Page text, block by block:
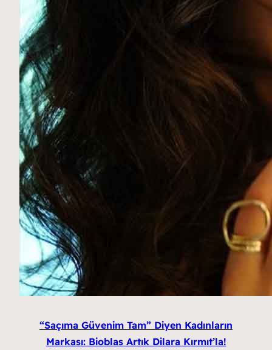
“Saçıma Güvenim Tam” Diyen Kadınların
Markası: Bioblas Artık Dilara Kırmıt’la!